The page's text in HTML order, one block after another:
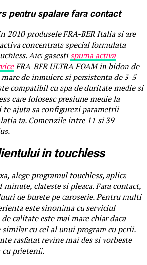
pentru spalare fara contact
2010 produsele FRA-BER Italia si are
concentrata special formulata
Aici gasestispuma activa
FRA-BER ULTRA FOAM in bidon de
mare de inmuiere si persistenta de 3-5
compatibil cu apa de duritate medie si
care folosesc presiune medie la
ajuta sa configurezi parametrii
ta. Comenzile intre 11 si 39
in touchless
alege programul touchless, aplica
minute, clateste si pleaca. Fara contact,
de burete pe caroserie. Pentru multi
este sinonima cu serviciul
calitate este mai mare chiar daca
cu cel al unui program cu perii.
rasfatat revine mai des si vorbeste
cu prietenii.